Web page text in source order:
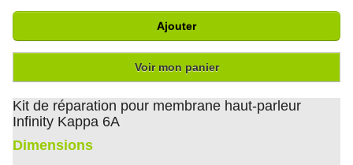
Ajouter
Voir mon panier
Kit de réparation pour membrane haut-parleur
Infinity Kappa 6A
Dimensions